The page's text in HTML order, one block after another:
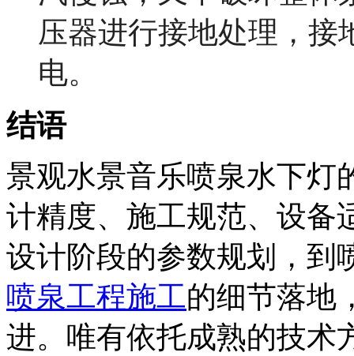
压器进行接地处理，
电。
结语
景观水景音乐喷泉水下灯
计精度、施工规范、设备
设计阶段的参数规划，到
喷泉工程施工的细节落地
进。唯有依托成熟的技术